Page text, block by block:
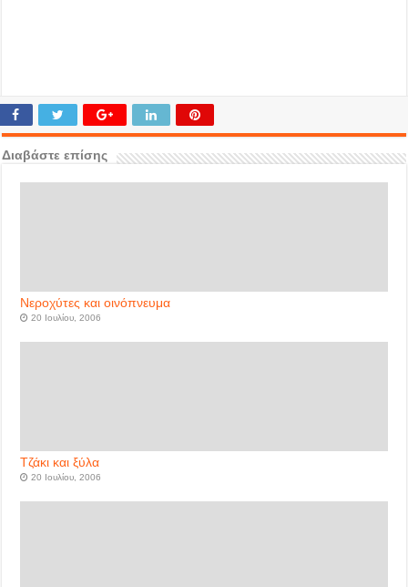
Διαβάστε επίσης
Νεροχύτες και οινόπνευμα
20 Ιουλίου, 2006
Τζάκι και ξύλα
20 Ιουλίου, 2006